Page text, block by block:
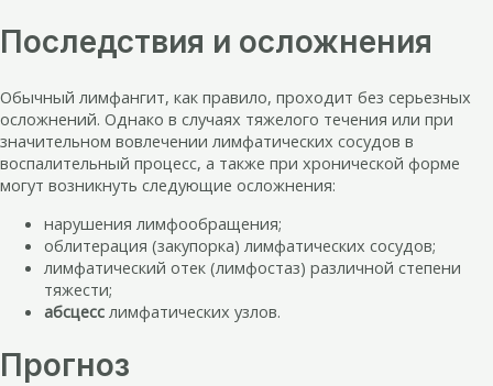
Последствия и осложнения
Обычный лимфангит, как правило, проходит без серьезных
осложнений. Однако в случаях тяжелого течения или при
значительном вовлечении лимфатических сосудов в
воспалительный процесс, а также при хронической форме
могут возникнуть следующие осложнения:
нарушения лимфообращения;
облитерация (закупорка) лимфатических сосудов;
лимфатический отек (лимфостаз) различной степени
тяжести;
абсцесс лимфатических узлов.
Прогноз